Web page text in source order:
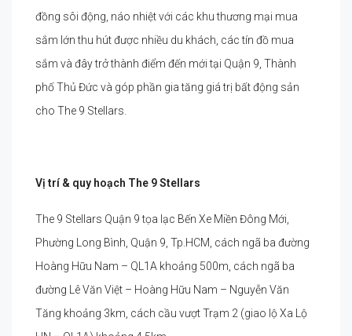
đồng sôi động, náo nhiệt với các khu thương mại mua
sắm lớn thu hút được nhiều du khách, các tín đồ mua
sắm và đây trở thành điểm đến mới tại Quận 9, Thành
phố Thủ Đức và góp phần gia tăng giá trị bất động sản
cho The 9 Stellars.
Vị trí & quy hoạch The 9 Stellars
The 9 Stellars Quận 9 tọa lạc Bến Xe Miền Đông Mới,
Phường Long Bình, Quận 9, Tp.HCM, cách ngã ba đường
Hoàng Hữu Nam – QL1A khoảng 500m, cách ngã ba
đường Lê Văn Việt – Hoàng Hữu Nam – Nguyễn Văn
Tăng khoảng 3km, cách cầu vượt Trạm 2 (giao lộ Xa Lộ